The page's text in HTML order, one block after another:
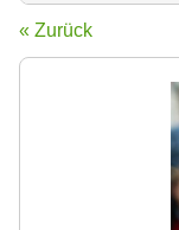
« Zurück